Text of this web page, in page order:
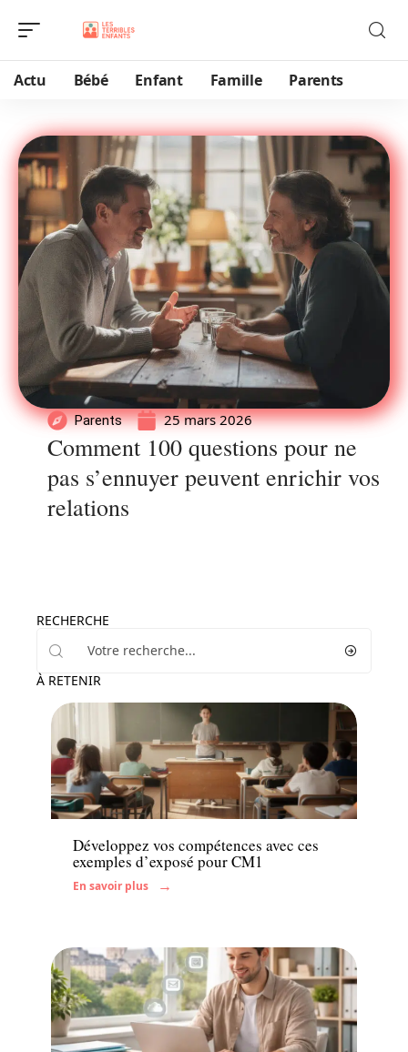
Actu Bébé Enfant Famille Parents
Parents 25 mars 2026
Comment 100 questions pour ne
pas s’ennuyer peuvent enrichir vos
relations
RECHERCHE
À RETENIR
Enfant
Développez vos compétences avec ces
exemples d’exposé pour CM1
En savoir plus
Actu